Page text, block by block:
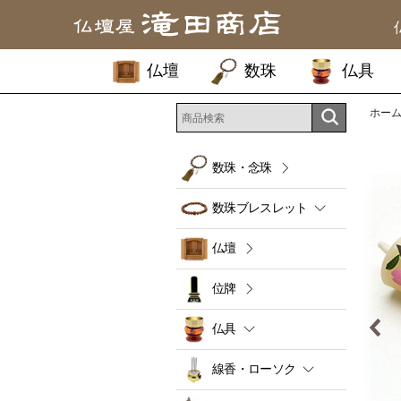
仏壇 数珠 仏具
ホーム
数珠・念珠
数珠ブレスレット
仏壇
位牌
仏具
線香・ローソク